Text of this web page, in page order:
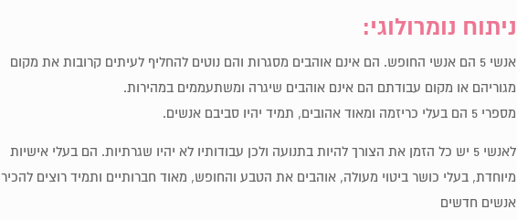
ניתוח נומרולוגי:
אנשי 5 הם אנשי החופש. הם אינם אוהבים מסגרות והם נוטים להחליף לעיתים קרובות את מקום
מגוריהם או מקום עבודתם הם אינם אוהבים שיגרה ומשתעממים במהירות.
מספרי 5 הם בעלי כריזמה ומאוד אהובים, תמיד יהיו סביבם אנשים.
לאנשי 5 יש כל הזמן את הצורך להיות בתנועה ולכן עבודותיו לא יהיו שגרתיות. הם בעלי אישיות
מיוחדת, בעלי כושר ביטוי מעולה, אוהבים את הטבע והחופש, מאוד חברותיים ותמיד רוצים להכיר
אנשים חדשים